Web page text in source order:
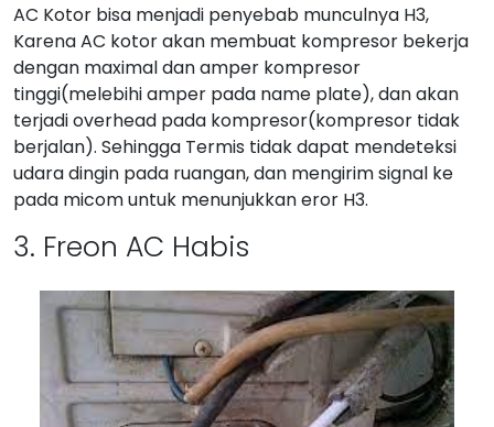
AC Kotor bisa menjadi penyebab munculnya H3,
Karena AC kotor akan membuat kompresor bekerja
dengan maximal dan amper kompresor
tinggi(melebihi amper pada name plate), dan akan
terjadi overhead pada kompresor(kompresor tidak
berjalan). Sehingga Termis tidak dapat mendeteksi
udara dingin pada ruangan, dan mengirim signal ke
pada micom untuk menunjukkan eror H3.
3. Freon AC Habis